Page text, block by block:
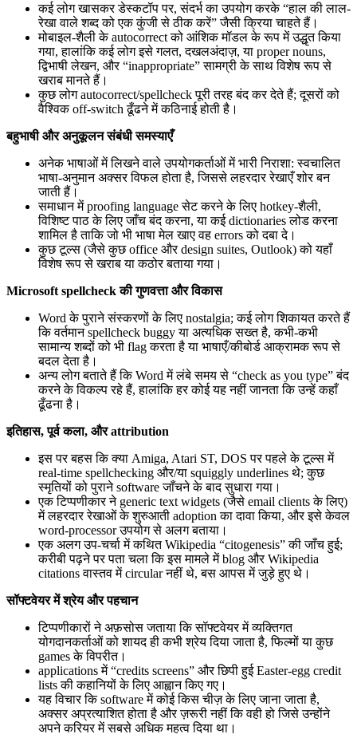
कई लोग खासकर डेस्कटॉप पर, संदर्भ का उपयोग करके “हाल की लाल-
रेखा वाले शब्द को एक कुंजी से ठीक करें” जैसी क्रिया चाहते हैं।
मोबाइल-शैली के autocorrect को आंशिक मॉडल के रूप में उद्धृत किया
गया, हालांकि कई लोग इसे गलत, दखलअंदाज़, या proper nouns,
द्विभाषी लेखन, और “inappropriate” सामग्री के साथ विशेष रूप से
खराब मानते हैं।
कुछ लोग autocorrect/spellcheck पूरी तरह बंद कर देते हैं; दूसरों को
वैश्विक off-switch ढूँढने में कठिनाई होती है।
बहुभाषी और अनुकूलन संबंधी समस्याएँ
अनेक भाषाओं में लिखने वाले उपयोगकर्ताओं में भारी निराशा: स्वचालित
भाषा-अनुमान अक्सर विफल होता है, जिससे लहरदार रेखाएँ शोर बन
जाती हैं।
समाधान में proofing language सेट करने के लिए hotkey-शैली,
विशिष्ट पाठ के लिए जाँच बंद करना, या कई dictionaries लोड करना
शामिल है ताकि जो भी भाषा मेल खाए वह errors को दबा दे।
कुछ टूल्स (जैसे कुछ office और design suites, Outlook) को यहाँ
विशेष रूप से खराब या कठोर बताया गया।
Microsoft spellcheck की गुणवत्ता और विकास
Word के पुराने संस्करणों के लिए nostalgia; कई लोग शिकायत करते हैं
कि वर्तमान spellcheck buggy या अत्यधिक सख्त है, कभी-कभी
सामान्य शब्दों को भी flag करता है या भाषाएँ/कीबोर्ड आक्रामक रूप से
बदल देता है।
अन्य लोग बताते हैं कि Word में लंबे समय से “check as you type” बंद
करने के विकल्प रहे हैं, हालांकि हर कोई यह नहीं जानता कि उन्हें कहाँ
ढूँढना है।
इतिहास, पूर्व कला, और attribution
इस पर बहस कि क्या Amiga, Atari ST, DOS पर पहले के टूल्स में
real-time spellchecking और/या squiggly underlines थे; कुछ
स्मृतियों को पुराने software जाँचने के बाद सुधारा गया।
एक टिप्पणीकार ने generic text widgets (जैसे email clients के लिए)
में लहरदार रेखाओं के शुरुआती adoption का दावा किया, और इसे केवल
word-processor उपयोग से अलग बताया।
एक अलग उप-चर्चा में कथित Wikipedia “citogenesis” की जाँच हुई;
करीबी पढ़ने पर पता चला कि इस मामले में blog और Wikipedia
citations वास्तव में circular नहीं थे, बस आपस में जुड़े हुए थे।
सॉफ्टवेयर में श्रेय और पहचान
टिप्पणीकारों ने अफ़सोस जताया कि सॉफ्टवेयर में व्यक्तिगत
योगदानकर्ताओं को शायद ही कभी श्रेय दिया जाता है, फिल्मों या कुछ
games के विपरीत।
applications में “credits screens” और छिपी हुई Easter-egg credit
lists की कहानियों के लिए आह्वान किए गए।
यह विचार कि software में कोई किस चीज़ के लिए जाना जाता है,
अक्सर अप्रत्याशित होता है और ज़रूरी नहीं कि वही हो जिसे उन्होंने
अपने करियर में सबसे अधिक महत्व दिया था।